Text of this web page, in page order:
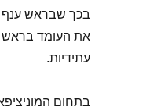
בכך שבראש ענף
את העומד בראש
עתידיות.
בתחום